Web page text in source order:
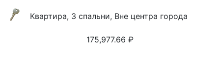
Квартира, 3 спальни, Вне центра города
175,977.66 ₽